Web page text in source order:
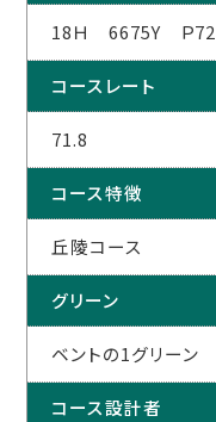
18Ｈ 6675Y Ｐ72
コースレート
71.8
コース特徴
丘陵コース
グリーン
ベントの1グリーン
コース設計者